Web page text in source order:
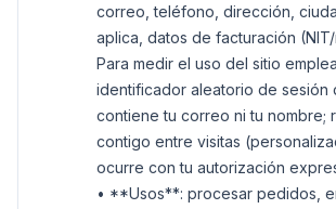
correo, teléfono, dirección,
aplica, datos de facturación
Para medir el uso del sitio
identificador aleatorio de sesión
contiene tu correo ni tu nombre;
contigo entre visitas
ocurre con tu autorización
• **Usos**: procesar pedidos,